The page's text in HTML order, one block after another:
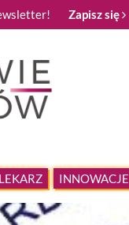
Zapisz się
INNOWACJE